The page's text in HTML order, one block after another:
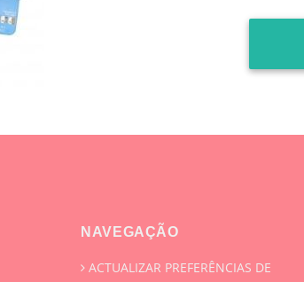
NAVEGAÇÃO
ACTUALIZAR PREFERÊNCIAS DE